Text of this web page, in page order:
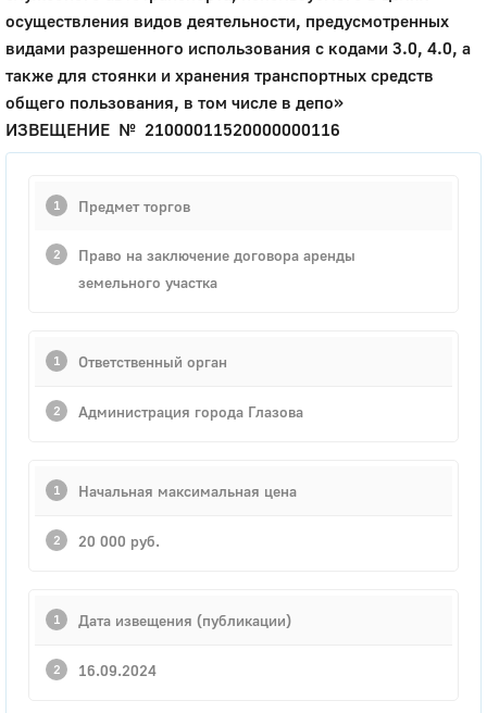
осуществления видов деятельности, предусмотренных
видами разрешенного использования с кодами 3.0, 4.0, а
также для стоянки и хранения транспортных средств
общего пользования, в том числе в депо»
ИЗВЕЩЕНИЕ № 21000011520000000116
Предмет торгов
Право на заключение договора аренды
земельного участка
Ответственный орган
Администрация города Глазова
Начальная максимальная цена
20 000 руб.
Дата извещения (публикации)
16.09.2024